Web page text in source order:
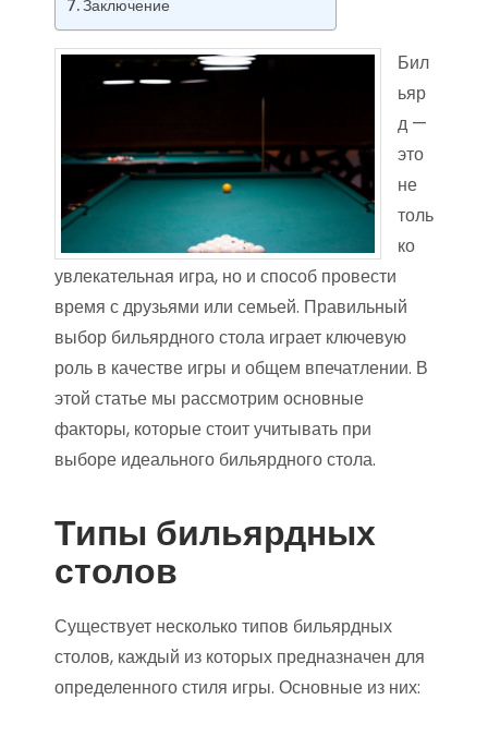
Заключение
Бил
ьяр
д —
это
не
толь
ко
увлекательная игра, но и способ провести
время с друзьями или семьей. Правильный
выбор бильярдного стола играет ключевую
роль в качестве игры и общем впечатлении. В
этой статье мы рассмотрим основные
факторы, которые стоит учитывать при
выборе идеального бильярдного стола.
Типы бильярдных
столов
Существует несколько типов бильярдных
столов, каждый из которых предназначен для
определенного стиля игры. Основные из них: